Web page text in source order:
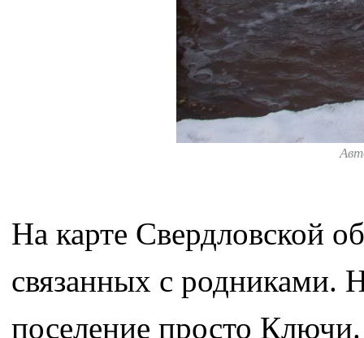
На карте Свердловской
связанных с родниками.
поселение просто